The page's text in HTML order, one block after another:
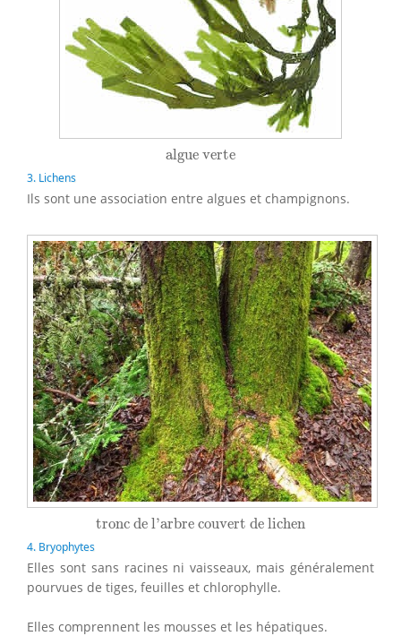
algue verte
algue verte
3. Lichens
Ils sont une association entre algues et champignons.
tronc de l'arbre couvert de lichen
tronc de l'arbre couvert de lichen
4. Bryophytes
Elles sont sans racines ni vaisseaux, mais généralement
pourvues de tiges, feuilles et chlorophylle.
Elles comprennent les mousses et les hépatiques.